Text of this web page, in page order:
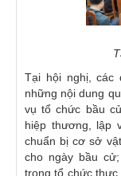
Tại hội nghị, các
những nội dung
vụ tổ chức bầu
hiệp thương, lập
chuẩn bị cơ sở
cho ngày bầu
trong tổ chức thực